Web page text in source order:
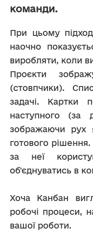
команди.
При цьому
наочно
виробляти, коли
Проєкти
(стовпчики).
задачі. Картки
наступного (за
зображаючи рух
готового
за неї
об'єднуватись в
Хоча Канбан
робочі процеси,
вашої роботи.